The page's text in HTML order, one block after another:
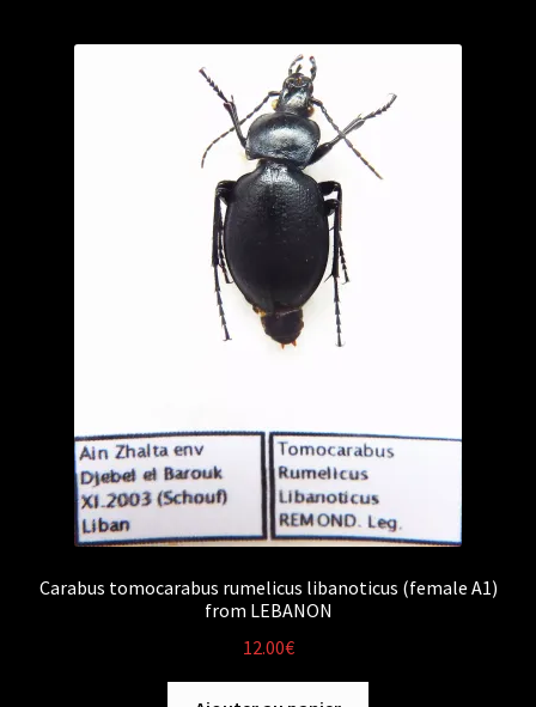
Carabus tomocarabus rumelicus libanoticus (female A1)
from LEBANON
12.00€